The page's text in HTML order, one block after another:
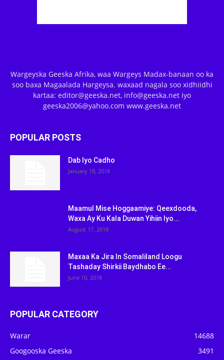
Wargeyska Geeska Afrika, waa Wargeys Madax-banaan oo ka
soo baxa Magaalada Hargeysa. waxaad nagala soo xidhiidhi
kartaa: editor@geeska.net, info@geeska.net iyo
geeska2006@yahoo.com www.geeska.net
POPULAR POSTS
Dab Iyo Cadho
January 18, 2018
Maamul Mise Hoggaamiye: Qeexdooda,
Waxa Ay Ku Kala Duwan Yihiin Iyo...
August 17, 2018
Maxaa Ka Jira In Somaliland Loogu
Tashaday Shirkii Baydhabo Ee...
June 10, 2018
POPULAR CATEGORY
Warar
14688
Googooska Geeska
3491